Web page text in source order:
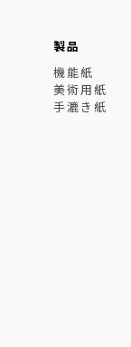
製品
機能紙
美術用紙
手漉き紙